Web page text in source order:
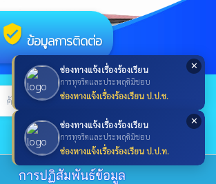
✕
ช่องทางแจ้งเรื่องร้องเรียน
การทุจริตและประพฤติมิชอบ
ช่องทางแจ้งเรื่องร้องเรียน ป.ป.ช.
✕
ช่องทางแจ้งเรื่องร้องเรียน
การทุจริตและประพฤติมิชอบ
ช่องทางแจ้งเรื่องร้องเรียน ป.ป.ท.
verified_userข้อมูลการติดต่อ
searchค้นหา
การปฏิสัมพันธ์ข้อมูล